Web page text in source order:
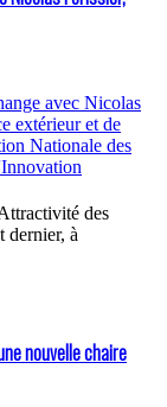
des
dernier, à
nouvelle chaire